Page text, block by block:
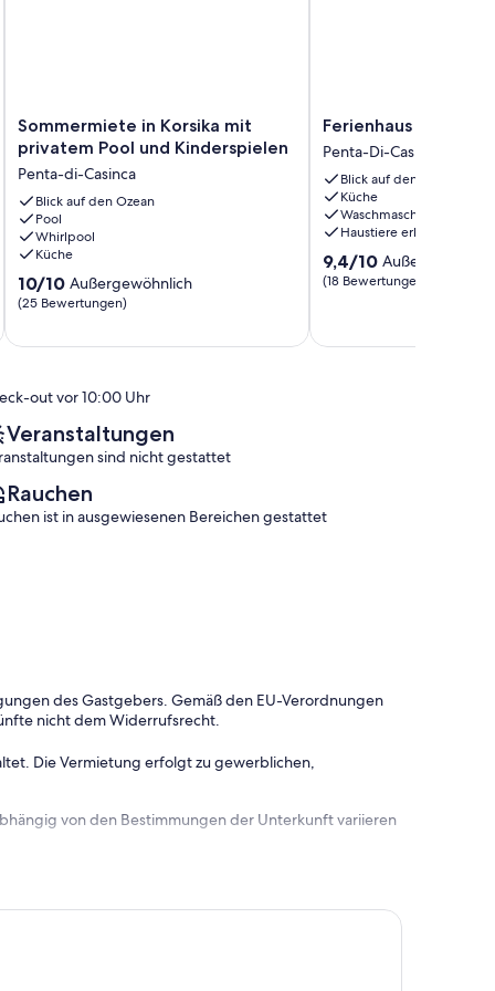
Sommermiete
in
Korsika
mit
privatem
Pool
und
Kinderspielen
Penta-
di-
Sommermiete in Korsika mit
privatem Pool und Kinderspielen
Penta-di-Casinca
Blick auf den Ozean
Pool
Whirlpool
Küche
10.0
von
Außergewöhnlich,
10/10 Außergewöhnlich
(25 Bewertungen)
Ferienhaus
/
Villa
-
Folelli
Penta-
Di-
Casinca
Ferienhaus / Villa -
Penta-Di-Casinca
Blick auf den Ozean
Küche
Waschmaschine
Haustiere erlaubt
9.4
von
9,4/10
(18 Bewertungen)
out vor 10:00 Uhr
Veranstaltungen
sind nicht gestattet
Rauchen
ist in ausgewiesenen Bereichen gestattet
des Gastgebers. Gemäß den EU-Verordnungen
nicht dem Widerrufsrecht.
Die Vermietung erfolgt zu gewerblichen,
von den Bestimmungen der Unterkunft variieren